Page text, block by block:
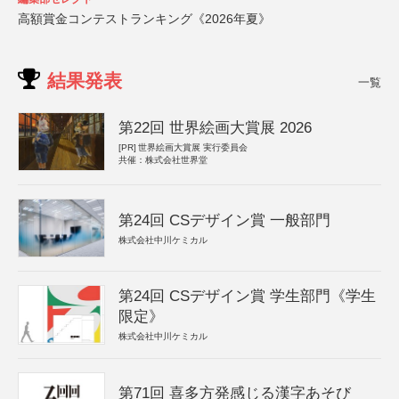
高額賞金コンテストランキング《2026年夏》
結果発表 一覧
第22回 世界絵画大賞展 2026
[PR] 世界絵画大賞展 実行委員会
共催：株式会社世界堂
第24回 CSデザイン賞 一般部門
株式会社中川ケミカル
第24回 CSデザイン賞 学生部門《学生
限定》
株式会社中川ケミカル
第71回 喜多方発感じる漢字あそび